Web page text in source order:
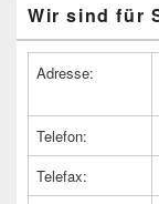
Seitenleisten
Widget-
Wir sind für
Adresse:
Telefon:
Telefax: